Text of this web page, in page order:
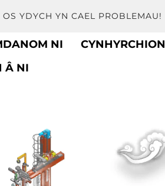
YDYCH YN CAEL PROBLEMAU!
NI CYNHYRCHION
Â NI